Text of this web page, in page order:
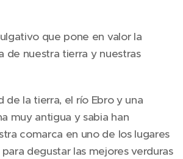
que pone en valor la
de nuestra tierra y nuestras
de la tierra, el río Ebro y una
muy antigua y sabia han
comarca en uno de los lugares
degustar las mejores verduras